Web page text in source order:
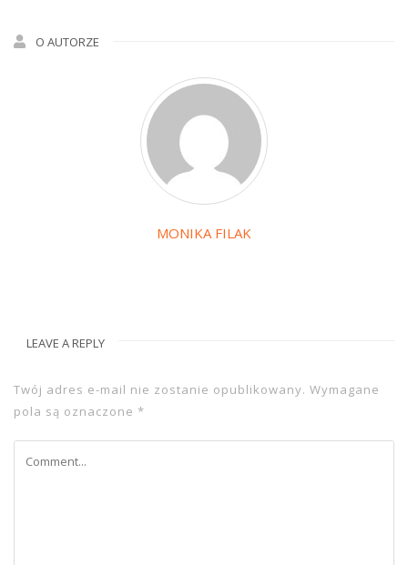
O AUTORZE
MONIKA FILAK
LEAVE A REPLY
Twój adres e-mail nie zostanie opublikowany. Wymagane
pola są oznaczone *